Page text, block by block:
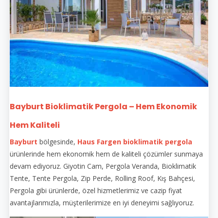
Bayburt Bioklimatik Pergola – Hem Ekonomik
Hem Kaliteli
Bayburt bölgesinde, Haus Fargen bioklimatik pergola
ürünlerinde hem ekonomik hem de kaliteli çözümler sunmaya
devam ediyoruz. Giyotin Cam, Pergola Veranda, Bioklimatik
Tente, Tente Pergola, Zip Perde, Rolling Roof, Kış Bahçesi,
Pergola gibi ürünlerde, özel hizmetlerimiz ve cazip fiyat
avantajlarımızla, müşterilerimize en iyi deneyimi sağlıyoruz.